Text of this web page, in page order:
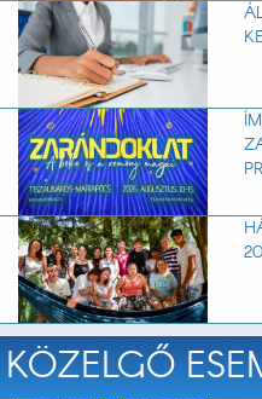
KÖZELGŐ